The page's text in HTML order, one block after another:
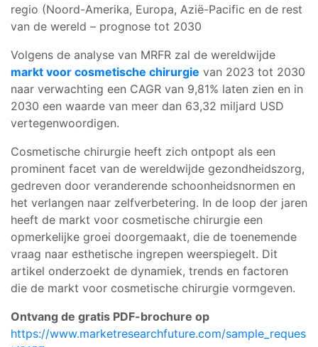
regio (Noord-Amerika, Europa, Azië-Pacific en de rest
van de wereld – prognose tot 2030
Volgens de analyse van MRFR zal de wereldwijde
markt voor cosmetische chirurgie van 2023 tot 2030
naar verwachting een CAGR van 9,81% laten zien en in
2030 een waarde van meer dan 63,32 miljard USD
vertegenwoordigen.
Cosmetische chirurgie heeft zich ontpopt als een
prominent facet van de wereldwijde gezondheidszorg,
gedreven door veranderende schoonheidsnormen en
het verlangen naar zelfverbetering. In de loop der jaren
heeft de markt voor cosmetische chirurgie een
opmerkelijke groei doorgemaakt, die de toenemende
vraag naar esthetische ingrepen weerspiegelt. Dit
artikel onderzoekt de dynamiek, trends en factoren
die de markt voor cosmetische chirurgie vormgeven.
Ontvang de gratis PDF-brochure op
https://www.marketresearchfuture.com/sample_reques